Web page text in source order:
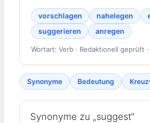
vorschlagen nahelegen
suggerieren
anregen
Wortart: Verb · Redaktionell geprüft
Synonyme Bedeutung
Synonyme zu „suggest“